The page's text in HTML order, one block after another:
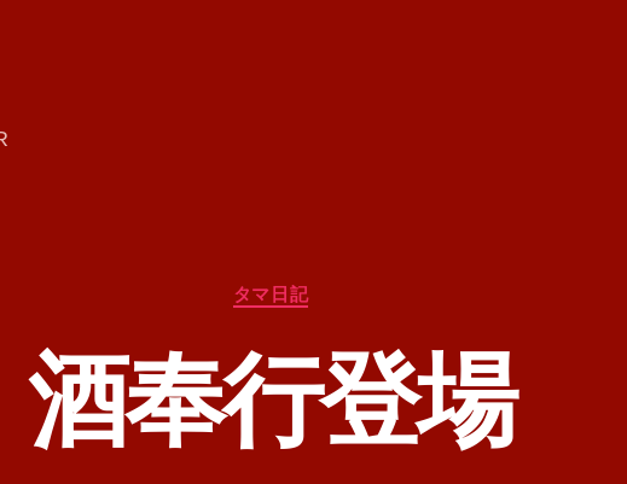
カ
テ
リ
ー
タマ日記
酒奉行登場
作
者